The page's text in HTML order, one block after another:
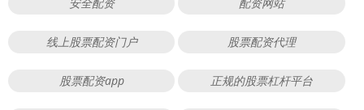
线上股票配资门户 股票配资代理
股票配资app 正规的股票杠杆平台